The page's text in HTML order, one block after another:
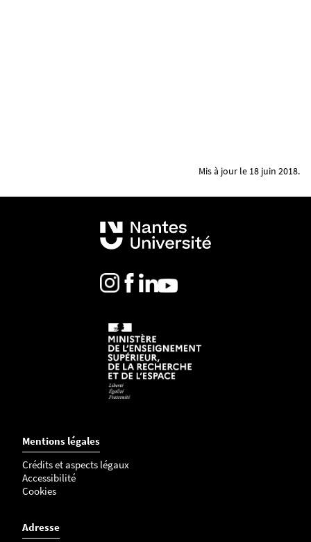
Mis à jour le 18 juin 2018.
Mentions légales
Crédits et aspects légaux
Accessibilité
Cookies
Adresse